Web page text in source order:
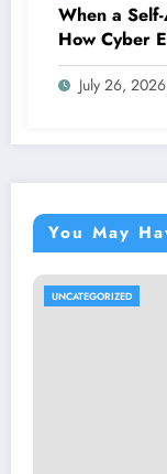
When a Self-
How Cyber
Proves Your
World
July 26, 2026
You May
UNCATEGORIZED